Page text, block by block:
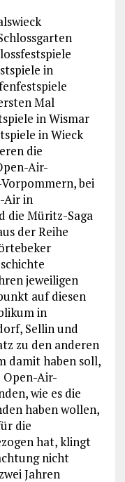
in
Mal
in Wismar
in Wieck
die
Air-
bei
Air in
die Müritz-Saga
der Reihe
jeweiligen
auf diesen
in
Sellin und
zu den anderen
damit haben soll,
Open-Air-
wie es die
haben wollen,
die
hat, klingt
nicht
Jahren